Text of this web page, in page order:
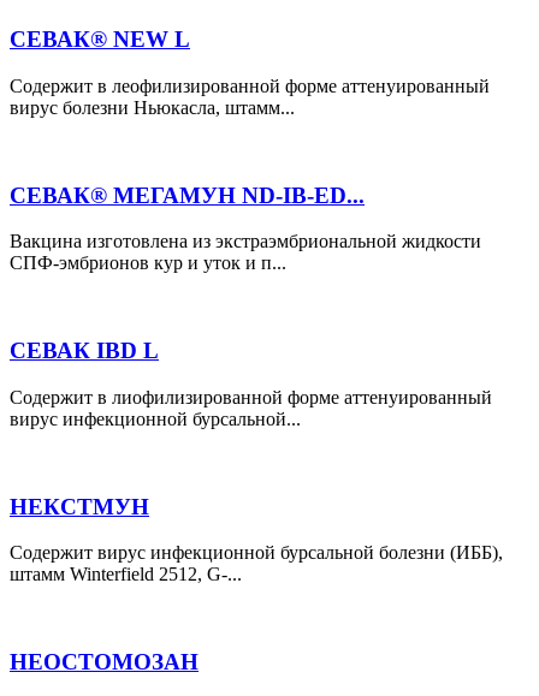
СЕВАК® NEW L
Cодержит в леофилизированной форме аттенуированный
вирус болезни Ньюкасла, штамм...
СЕВАК® МЕГАМУН ND-IB-ED...
Вакцина изготовлена из экстраэмбриональной жидкости
СПФ-эмбрионов кур и уток и п...
СЕВАК IBD L
Содержит в лиофилизированной форме аттенуированный
вирус инфекционной бурсальной...
НЕКСТМУН
Содержит вирус инфекционной бурсальной болезни (ИББ),
штамм Winterfield 2512, G-...
НЕОСТОМОЗАН